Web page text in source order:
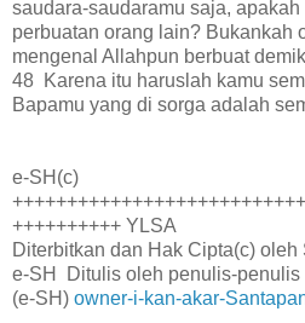
saudara-saudaramu saja,
perbuatan orang lain? Bukankah
mengenal Allahpun berbuat
48 Karena itu haruslah kamu
Bapamu yang di sorga adalah
e-SH(c)
++++++++++ YLSA
Diterbitkan dan Hak Cipta(c)
e-SH Ditulis oleh penulis-penulis
(e-SH) owner-i-kan-akar-